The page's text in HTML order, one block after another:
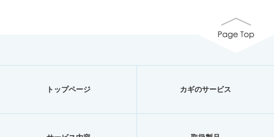
トップページ カギのサービス